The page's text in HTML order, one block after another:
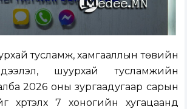
тусламж, хамгааллын төвийн
шуурхай тусламжийн
2026 оны зургаадугаар сарын
хүртэлх 7 хоногийн хугацаанд